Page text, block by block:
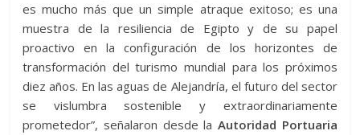
es mucho más que un simple atraque exitoso; es una
muestra de la resiliencia de Egipto y de su papel
proactivo en la configuración de los horizontes de
transformación del turismo mundial para los próximos
diez años. En las aguas de Alejandría, el futuro del sector
se vislumbra sostenible y extraordinariamente
prometedor”, señalaron desde la Autoridad Portuaria